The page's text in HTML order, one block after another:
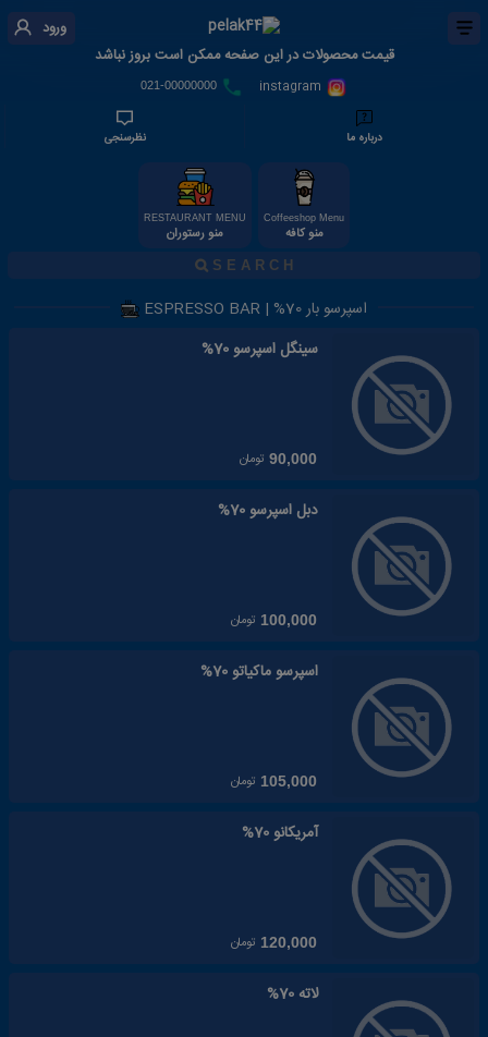
ورود
قیمت محصولات در این صفحه ممکن است بروز نباشد
021-00000000
درباره ما نظرسنجی
Coffeeshop Menu
منو کافه
RESTAURANT MENU
منو رستوران
اسپرسو بار 70% | ESPRESSO BAR
سینگل اسپرسو 70%
90,000 تومان
دبل اسپرسو 70%
100,000 تومان
اسپرسو ماکیاتو 70%
105,000 تومان
آمریکانو 70%
120,000 تومان
لاته 70%